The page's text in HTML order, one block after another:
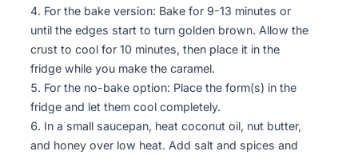
For the bake version: Bake for 9-13 minutes or
until the edges start to turn golden brown. Allow the
crust to cool for 10 minutes, then place it in the
fridge while you make the caramel.
For the no-bake option: Place the form(s) in the
fridge and let them cool completely.
In a small saucepan, heat coconut oil, nut butter,
and honey over low heat. Add salt and spices and